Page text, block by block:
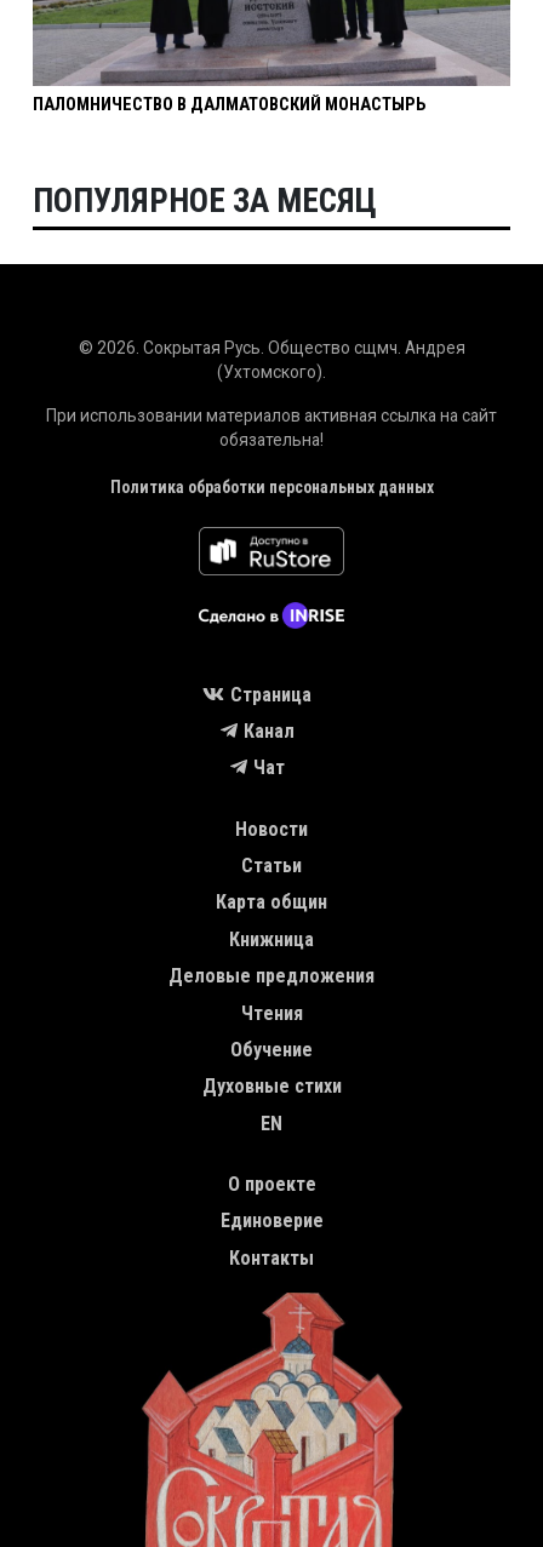
ПАЛОМНИЧЕСТВО В ДАЛМАТОВСКИЙ МОНАСТЫРЬ
ПОПУЛЯРНОЕ ЗА МЕСЯЦ
© 2026. Сокрытая Русь. Общество сщмч. Андрея
(Ухтомского).
При использовании материалов активная ссылка на сайт
обязательна!
Политика обработки персональных данных
Страница
Канал
Чат
Новости
Статьи
Карта общин
Книжница
Деловые предложения
Чтения
Обучение
Духовные стихи
EN
О проекте
Единоверие
Контакты